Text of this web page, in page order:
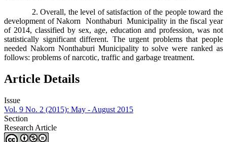
2. Overall, the level of satisfaction of the people toward the
development of Nakorn Nonthaburi Municipality in the fiscal year
of 2014, classified by sex, age, education and profession, was not
statistically significant different. The urgent problems that people
needed Nakorn Nonthaburi Municipality to solve were ranked as
follows: problems of narcotic, traffic and garbage treatment.
Article Details
Issue
Vol. 9 No. 2 (2015): May - August 2015
Section
Research Article